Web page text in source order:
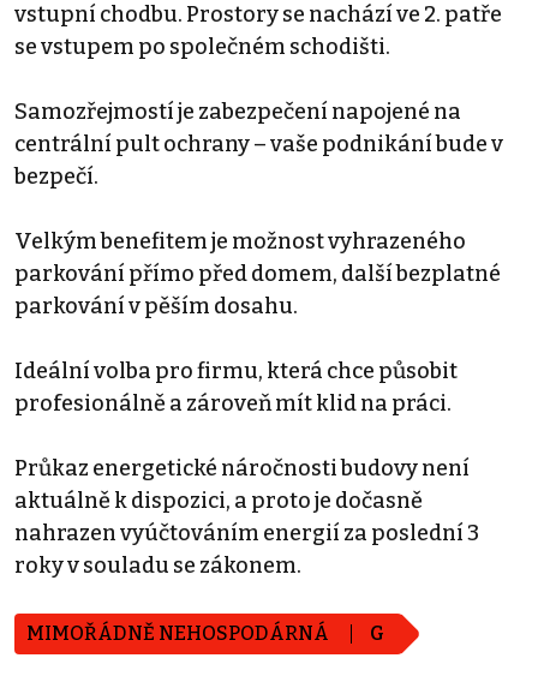
vstupní chodbu. Prostory se nachází ve 2. patře
se vstupem po společném schodišti.
Samozřejmostí je zabezpečení napojené na
centrální pult ochrany – vaše podnikání bude v
bezpečí.
Velkým benefitem je možnost vyhrazeného
parkování přímo před domem, další bezplatné
parkování v pěším dosahu.
Ideální volba pro firmu, která chce působit
profesionálně a zároveň mít klid na práci.
Průkaz energetické náročnosti budovy není
aktuálně k dispozici, a proto je dočasně
nahrazen vyúčtováním energií za poslední 3
roky v souladu se zákonem.
MIMOŘÁDNĚ NEHOSPODÁRNÁ G